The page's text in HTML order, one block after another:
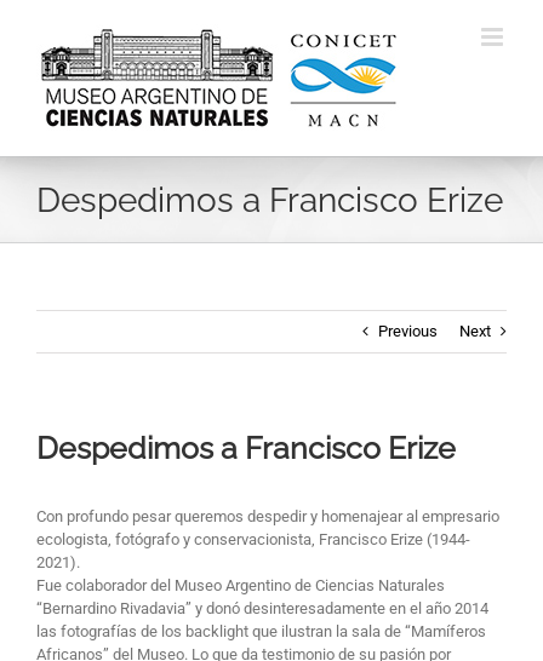
content
Despedimos a Francisco Erize
Previous Next
Despedimos a Francisco Erize
Con profundo pesar queremos despedir y homenajear al empresario
ecologista, fotógrafo y conservacionista, Francisco Erize (1944-
2021).
Fue colaborador del Museo Argentino de Ciencias Naturales
“Bernardino Rivadavia” y donó desinteresadamente en el año 2014
las fotografías de los backlight que ilustran la sala de “Mamíferos
Africanos” del Museo. Lo que da testimonio de su pasión por